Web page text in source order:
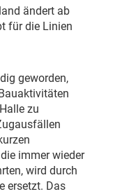
ändert ab
für die Linien
geworden,
zu
immer wieder
wird durch
ersetzt. Das